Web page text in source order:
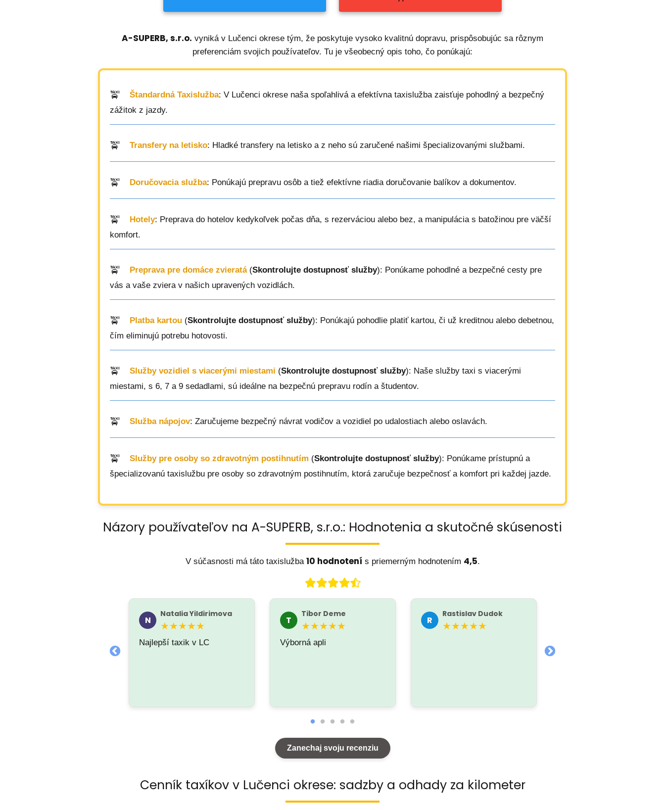
A-SUPERB, s.r.o. vyniká v Lučenci okrese tým, že poskytuje vysoko kvalitnú dopravu, prispôsobujúc sa rôznym
preferenciám svojich používateľov. Tu je všeobecný opis toho, čo ponúkajú:
Štandardná Taxislužba: V Lučenci okrese naša spoľahlivá a efektívna taxislužba zaisťuje pohodlný a bezpečný
zážitok z jazdy.
Transfery na letisko: Hladké transfery na letisko a z neho sú zaručené našimi špecializovanými službami.
Doručovacia služba: Ponúkajú prepravu osôb a tiež efektívne riadia doručovanie balíkov a dokumentov.
Hotely: Preprava do hotelov kedykoľvek počas dňa, s rezerváciou alebo bez, a manipulácia s batožinou pre väčší
komfort.
Preprava pre domáce zvieratá(Skontrolujte dostupnosť služby): Ponúkame pohodlné a bezpečné cesty pre
vás a vaše zviera v našich upravených vozidlách.
Platba kartou (Skontrolujte dostupnosť služby): Ponúkajú pohodlie platiť kartou, či už kreditnou alebo debetnou,
čím eliminujú potrebu hotovosti.
Služby vozidiel s viacerými miestami (Skontrolujte dostupnosť služby): Naše služby taxi s viacerými
miestami, s 6, 7 a 9 sedadlami, sú ideálne na bezpečnú prepravu rodín a študentov.
Služba nápojov: Zaručujeme bezpečný návrat vodičov a vozidiel po udalostiach alebo oslavách.
Služby pre osoby so zdravotným postihnutím (Skontrolujte dostupnosť služby): Ponúkame prístupnú a
špecializovanú taxislužbu pre osoby so zdravotným postihnutím, ktorá zaručuje bezpečnosť a komfort pri každej jazde.
Názory používateľov na A-SUPERB, s.r.o.: Hodnotenia a skutočné skúsenosti
V súčasnosti má táto taxislužba 10 hodnotení s priemerným hodnotením 4,5.
N
Natalia Yildirimova
★★★★★
Najlepší taxik v LC
T
Tibor Deme
★★★★★
Výborná apli
R
Rastislav Dudok
★★★★★
Zanechaj svoju recenziu
Cenník taxíkov v Lučenci okrese: sadzby a odhady za kilometer